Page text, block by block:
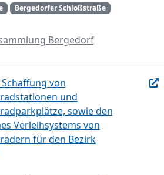
Bergedorfer Schloßstraße
Bergedorf
von
und
sowie den
Verleihsystems von
für den Bezirk